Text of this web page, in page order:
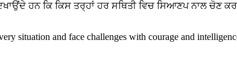
ਹਨ ਕਿ ਕਿਸ ਤਰ੍ਹਾਂ ਹਰ ਸਥਿਤੀ ਵਿਚ ਸਿਆਣਪ ਨਾਲ ਚੋਣ
situation and face challenges with courage and